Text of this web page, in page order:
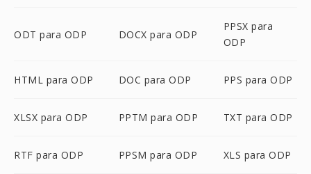
ODT para ODP DOCX para ODP
PPSX para
ODP
HTML para ODP DOC para ODP PPS para ODP
XLSX para ODP PPTM para ODP TXT para ODP
RTF para ODP PPSM para ODP XLS para ODP